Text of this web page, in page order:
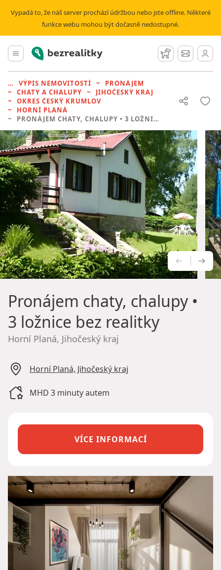
Vypadá to, že náš server prochází údržbou nebo jste offline. Některé
funkce webu mohou být dočasně nedostupné.
Hlavní menu
Bezrealitky Hlídací pes
Zprávy
VÝPIS NEMOVITOSTÍ
PRONÁJEM
CHATY A CHALUPY
JIHOČESKÝ KRAJ
OKRES ČESKÝ KRUMLOV
HORNÍ PLANÁ
PRONÁJEM CHATY, CHALUPY • 3 LOŽNICE BEZ REALITKY
Pronájem chaty, chalupy•
3 ložnice bez realitky
Horní Planá, Jihočeský kraj
Horní Planá, Jihočeský kraj
MHD 3 minuty autem
VÍCE INFORMACÍ